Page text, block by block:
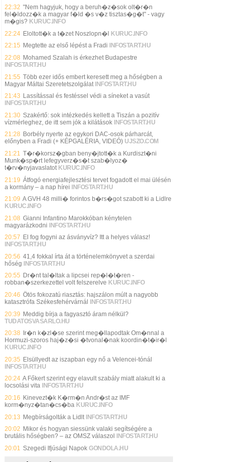
22:32 "Nem hagyjuk, hogy a beruh�z�sok olt�r�n
fel�ldozz�k a magyar f�ld �s v�z tisztas�g�t" - vagy
m�gis? KURUC.INFO
22:24 Eloltott�k a t�zet Noszlopn�l KURUC.INFO
22:15 Megtette az első lépést a Fradi
INFOSTART.HU
22:08 Mohamed Szalah is érkezhet Budapestre
INFOSTART.HU
21:55 Több ezer idős embert keresett meg a hőségben a
Magyar Máltai Szeretetszolgálat INFOSTART.HU
21:43 Lassítással és festéssel védi a síneket a vasút
INFOSTART.HU
21:30 Szakértő: sok intézkedés kellett a Tiszán a pozitív
vízmérleghez, de itt sem jók a kilátások INFOSTART.HU
21:28 Borbély nyerte az egykori DAC-osok párharcát,
előnyben a Fradi (+ KÉPGALÉRIA, VIDEÓ) UJSZO.COM
21:21 T�r�korsz�gban beny�jtott�k a Kurdiszt�ni
Munk�sp�rt lefegyverz�s�t szab�lyoz�
t�rv�nyjavaslatot KURUC.INFO
21:19 Átfogó energiafejlesztési tervet fogadott el mai ülésén
a kormány – a nap hírei INFOSTART.HU
21:09 A GVH 48 milli� forintos b�rs�got szabott ki a Lidlre
KURUC.INFO
21:08 Gianni Infantino Marokkóban kénytelen
magyarázkodni INFOSTART.HU
20:57 El fog fogyni az ásványvíz? Itt a helyes válasz!
INFOSTART.HU
20:56 41,4 fokkal írta át a történelemkönyvet a szerdai
hőség INFOSTART.HU
20:55 Dr�nt tal�ltak a lipcsei rep�l�t�ren -
robban�szerkezettel volt felszerelve KURUC.INFO
20:46 Ötös fokozatú riasztás: hajszálon múlt a nagyobb
katasztrófa Székesfehérvárnál
INFOSTART.HU
20:39 Meddig bírja a fagyasztó áram nélkül?
TUDATOSVASARLO.HU
20:38
Ir�n k�zl�se szerint meg�llapodtak Om�nnal a
Hormuzi-szoros haj�z�si �tvonal�nak koordin�t�ir�l
KURUC.INFO
20:35 Elsüllyedt az iszapban egy nő a Velencei-tónál
INFOSTART.HU
20:24 A Főkert szerint egy elavult szabály miatt alakult ki a
locsolási vita INFOSTART.HU
20:16 Kinevezt�k K�rm�n Andr�st az IMF
korm�nyz�tan�cs�ba KURUC.INFO
20:13 Megbírságolták a Lidlt INFOSTART.HU
20:02 Mikor és hogyan siessünk valaki segítségére a
brutális hőségben? – az OMSZ válaszol
INFOSTART.HU
20:01 Szegedi Ifjúsági Napok GONDOLA.HU